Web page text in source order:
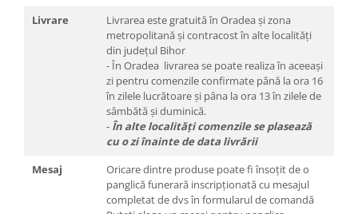
Livrare
Livrarea este gratuită în Oradea și zona
metropolitană și contracost în alte localități
din județul Bihor
- În Oradea livrarea se poate realiza în aceeași
zi pentru comenzile confirmate până la ora 16
în zilele lucrătoare și pâna la ora 13 în zilele de
sâmbătă și duminică.
- În alte localități comenzile se plasează
cu o zi înainte de data livrării
Mesaj
Oricare dintre produse poate fi însoțit de o
panglică funerară inscripționată cu mesajul
completat de dvs în formularul de comandă